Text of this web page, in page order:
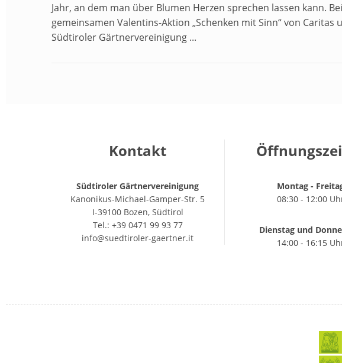
Jahr, an dem man über Blumen Herzen sprechen lassen kann.
gemeinsamen Valentins-Aktion „Schenken mit Sinn“ von Caritas
Südtiroler Gärtnervereinigung ...
Kontakt
Südtiroler Gärtnervereinigung
Kanonikus-Michael-Gamper-Str. 5
I-39100 Bozen, Südtirol
Tel.: +39 0471 99 93 77
info@suedtiroler-gaertner.it
Montag -
08:30 - 12:00
Dienstag und
14:00 - 16:15